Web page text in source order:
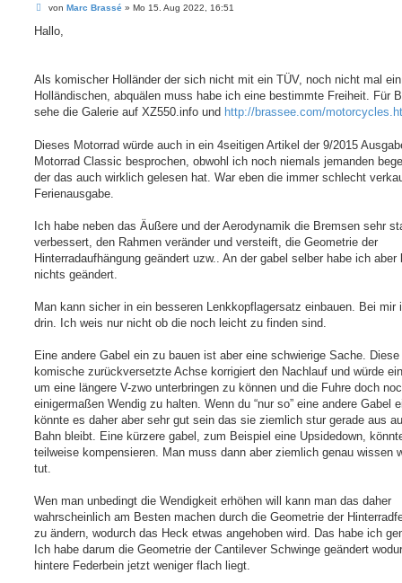
B
i
von Marc Brassé» Mo 15. Aug 2022, 16:51
Hallo,
Als komischer Holländer der sich nicht mit ein TÜV, noch nicht mal ein
Holländischen, abquälen muss habe ich eine bestimmte Freiheit. Für
sehe die Galerie auf XZ550.info und http://brassee.com/
Dieses Motorrad würde auch in ein 4seitigen Artikel der 9/2015
Motorrad Classic besprochen, obwohl ich noch niemals jemanden
der das auch wirklich gelesen hat. War eben die immer schlecht
Ferienausgabe.
Ich habe neben das Äußere und der Aerodynamik die Bremsen sehr
verbessert, den Rahmen veränder und versteift, die Geometrie der
Hinterradaufhängung geändert uzw.. An der gabel selber habe ich aber
nichts geändert.
Man kann sicher in ein besseren Lenkkopflagersatz einbauen. Bei mir
drin. Ich weis nur nicht ob die noch leicht zu finden sind.
Eine andere Gabel ein zu bauen ist aber eine schwierige Sache. Diese
komische zurückversetzte Achse korrigiert den Nachlauf und würde
um eine längere V-zwo unterbringen zu können und die Fuhre doch
einigermaßen Wendig zu halten. Wenn du “nur so” eine andere Gabel
könnte es daher aber sehr gut sein das sie ziemlich stur gerade aus
Bahn bleibt. Eine kürzere gabel, zum Beispiel eine Upsidedown,
teilweise kompensieren. Man muss dann aber ziemlich genau wissen
tut.
Wen man unbedingt die Wendigkeit erhöhen will kann man das daher
wahrscheinlich am Besten machen durch die Geometrie der
zu ändern, wodurch das Heck etwas angehoben wird. Das habe ich
Ich habe darum die Geometrie der Cantilever Schwinge geändert
hintere Federbein jetzt weniger flach liegt.